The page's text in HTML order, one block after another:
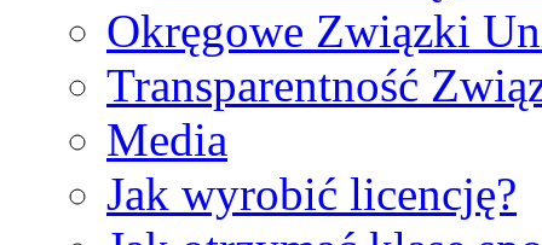
Okręgowe Związki
Transparentność
Media
Jak wyrobić licencję?